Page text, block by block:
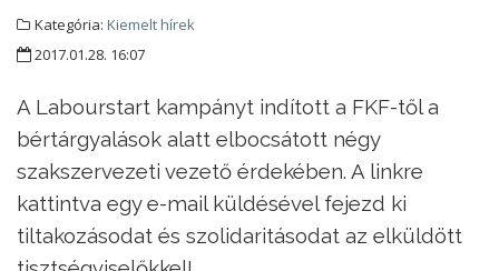
Kategória: Kiemelt hírek
2017.01.28. 16:07
A Labourstart kampányt indított a FKF-től a
bértárgyalások alatt elbocsátott négy
szakszervezeti vezető érdekében. A linkre
kattintva egy e-mail küldésével fejezd ki
tiltakozásodat és szolidaritásodat az elküldött